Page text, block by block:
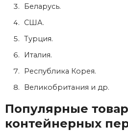
Беларусь.
США.
Турция.
Италия.
Республика Корея.
Великобритания и др.
Популярные
контейнерных